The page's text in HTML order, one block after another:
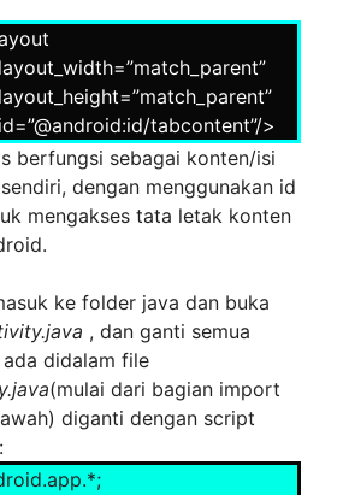
tabcontent”/>
berfungsi sebagai konten/isi
dengan menggunakan id
mengakses tata letak konten
ke folder java dan buka
, dan ganti semua
didalam file
(mulai dari bagian import
diganti dengan script